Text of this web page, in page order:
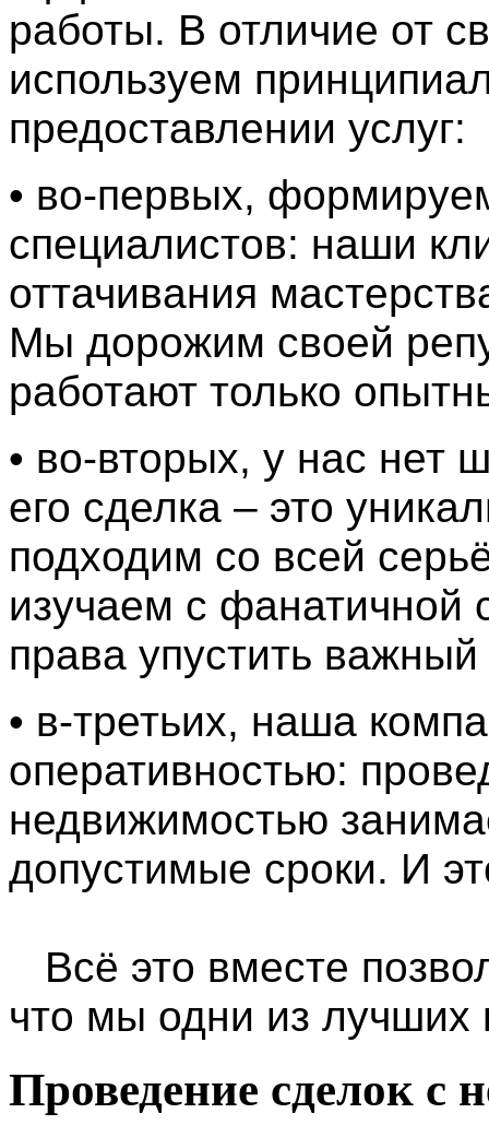
работы. В отличие от
используем
предоставлении услуг:
• во-первых,
специалистов: наши
оттачивания
Мы дорожим своей
работают только
• во-вторых, у нас нет
его сделка – это
подходим со всей
изучаем с фанатичной
права упустить
• в-третьих, наша
оперативностью:
недвижимостью
допустимые сроки. И
Всё это вместе
что мы одни из лучших
Проведение сделок с